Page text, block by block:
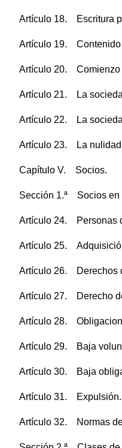
Artículo 18. Escritura
Artículo 19. Contenido
Artículo 20. Comienzo
Artículo 21. La
Artículo 22. La
Artículo 23. La nulidad
Capítulo V. Socios.
Sección 1.ª Socios en
Artículo 24. Personas
Artículo 25.
Artículo 26. Derechos
Artículo 27. Derecho
Artículo 28.
Artículo 29. Baja
Artículo 30. Baja
Artículo 31. Expulsión.
Artículo 32. Normas